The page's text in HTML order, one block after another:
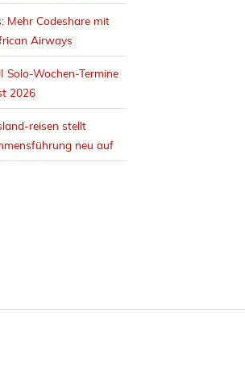
Mehr Codeshare mit
Airways
Solo-Wochen-Termine
2026
reisen stellt
neu auf